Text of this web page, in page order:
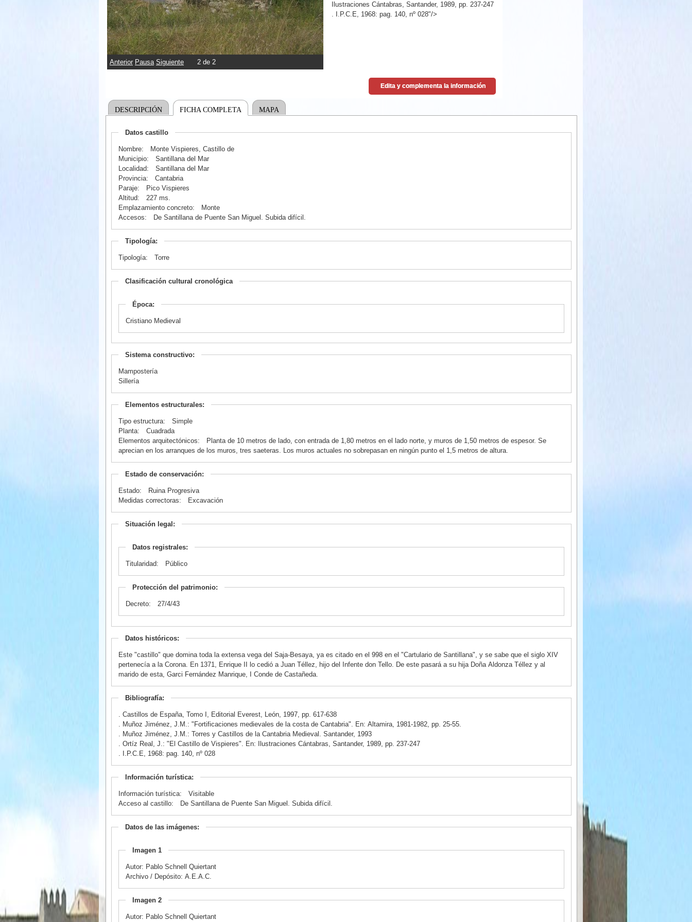
Anterior Pausa Siguiente 2 de 2
Ilustraciones Cántabras, Santander, 1989, pp. 237-247
. I.P.C.E, 1968: pag. 140, nº 028"/>
DESCRIPCIÓN FICHA COMPLETA MAPA
Datos castillo
Nombre:
Monte Vispieres, Castillo de
Municipio:
Santillana del Mar
Localidad:
Santillana del Mar
Provincia:
Cantabria
Paraje:
Pico Vispieres
Altitud:
227 ms.
Emplazamiento concreto:
Monte
Accesos:
De Santillana de Puente San Miguel. Subida difícil.
Tipología:
Tipología: Torre
Clasificación cultural cronológica
Época:
Cristiano Medieval
Sistema constructivo:
Mampostería
Sillería
Elementos estructurales:
Tipo estructura:
Simple
Planta:
Cuadrada
Elementos arquitectónicos:
Planta de 10 metros de lado, con entrada de 1,80 metros en el lado norte, y muros de 1,50 metros de espesor. Se
aprecian en los arranques de los muros, tres saeteras. Los muros actuales no sobrepasan en ningún punto el 1,5 metros de altura.
Estado de conservación:
Estado:
Ruina Progresiva
Medidas correctoras:
Excavación
Situación legal:
Datos registrales:
Titularidad: Público
Protección del patrimonio:
Decreto: 27/4/43
Datos históricos:
Este "castillo" que domina toda la extensa vega del Saja-Besaya, ya es citado en el 998 en el "Cartulario de Santillana", y se sabe que el siglo XIV
pertenecía a la Corona. En 1371, Enrique II lo cedió a Juan Téllez, hijo del Infente don Tello. De este pasará a su hija Doña Aldonza Téllez y al
marido de esta, Garci Fernández Manrique, I Conde de Castañeda.
Bibliografía:
. Castillos de España, Tomo I, Editorial Everest, León, 1997, pp. 617-638
. Muñoz Jiménez, J.M.: "Fortificaciones medievales de la costa de Cantabria". En: Altamira, 1981-1982, pp. 25-55.
. Muñoz Jiménez, J.M.: Torres y Castillos de la Cantabria Medieval. Santander, 1993
. Ortíz Real, J.: "El Castillo de Vispieres". En: Ilustraciones Cántabras, Santander, 1989, pp. 237-247
. I.P.C.E, 1968: pag. 140, nº 028
Información turística:
Información turística:
Visitable
Acceso al castillo:
De Santillana de Puente San Miguel. Subida difícil.
Datos de las imágenes:
Imagen 1
Autor: Pablo Schnell Quiertant
Archivo / Depósito: A.E.A.C.
Imagen 2
Autor: Pablo Schnell Quiertant